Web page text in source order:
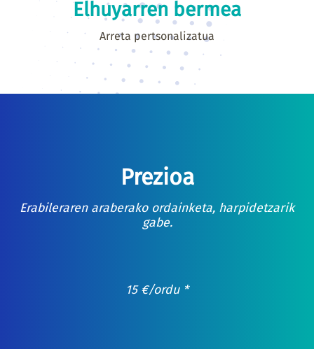
Elhuyarren bermea
Arreta pertsonalizatua
Prezioa
Erabileraren araberako ordainketa, harpidetzarik
gabe.
15 €/ordu *